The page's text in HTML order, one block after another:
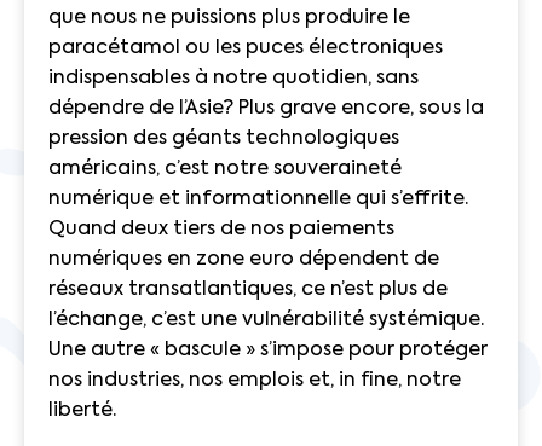
que nous ne puissions plus produire le
paracétamol ou les puces électroniques
indispensables à notre quotidien, sans
dépendre de l’Asie? Plus grave encore, sous la
pression des géants technologiques
américains, c’est notre souveraineté
numérique et informationnelle qui s’effrite.
Quand deux tiers de nos paiements
numériques en zone euro dépendent de
réseaux transatlantiques, ce n’est plus de
l’échange, c’est une vulnérabilité systémique.
Une autre « bascule » s’impose pour protéger
nos industries, nos emplois et, in fine, notre
liberté.